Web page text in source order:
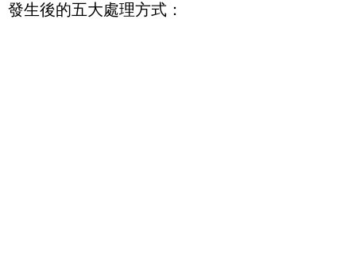
發生後的五大處理方式：